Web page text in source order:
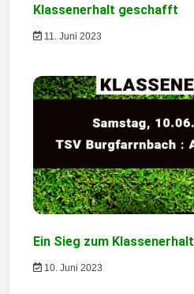
t
i
o
n
Klassenerhalt geschafft
11. Juni 2023
Ein Sieg zum Klassenerhalt
10. Juni 2023